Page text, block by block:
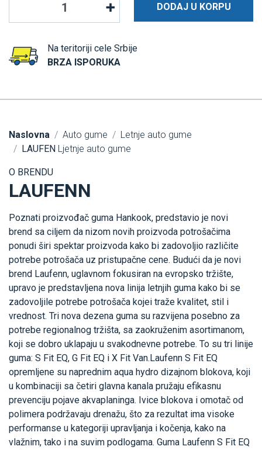
DODAJ U KORPU
Na teritoriji cele Srbije
BRZA ISPORUKA
Naslovna Auto gume
Letnje auto gume
LAUFEN Ljetnje auto gume
O BRENDU
LAUFENN
Poznati proizvođač guma Hankook, predstavio je novi
brend sa ciljem da nizom novih proizvoda potrošačima
ponudi širi spektar proizvoda kako bi zadovoljio različite
potrebe potrošača uz pristupačne cene. Budući da je novi
brend Laufenn, uglavnom fokusiran na evropsko tržište,
upravo je predstavljena nova linija letnjih guma kako bi se
zadovoljile potrebe potrošača kojei traže kvalitet, stil i
vrednost. Tri nova dezena guma su razvijena posebno za
potrebe regionalnog tržišta, sa zaokruženim asortimanom,
koji se dobro uklapaju u svakodnevne potrebe. To su tri linije
guma: S Fit EQ, G Fit EQ i X Fit Van.Laufenn S Fit EQ
opremljene su naprednim aqua hydro dizajnom blokova, koji
u kombinaciji sa četiri glavna kanala pružaju efikasnu
prevenciju pojave akvaplaninga. Ivice blokova i omotač od
polimera podržavaju drenažu, što za rezultat ima visoke
performanse u kategoriji upravljanja i kočenja, kako na
vlažnim, tako i na suvim podlogama. Guma Laufenn S Fit EQ